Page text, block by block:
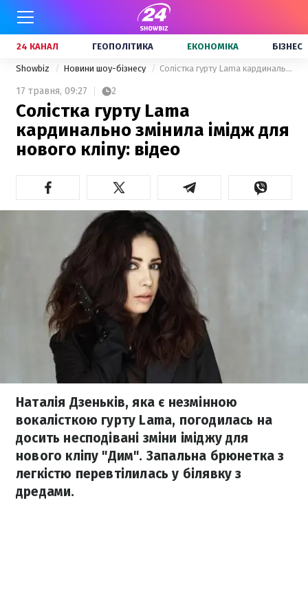
24 КАНАЛ ГЕОПОЛІТИКА ЕКОНОМІКА БІЗНЕС
Showbiz Новини шоу-бізнесу Солістка гурту Lama кардинально змінила імідж для нового кліпу: відео
17 травня, 09:27 2
Солістка гурту Lama
кардинально змінила імідж для
нового кліпу: відео
Наталія Дзеньків, яка є незмінною
вокалісткою гурту Lama, погодилась на
досить несподівані зміни іміджу для
нового кліпу "Дим". Запальна брюнетка з
легкістю перевтілилась у білявку з
дредами.